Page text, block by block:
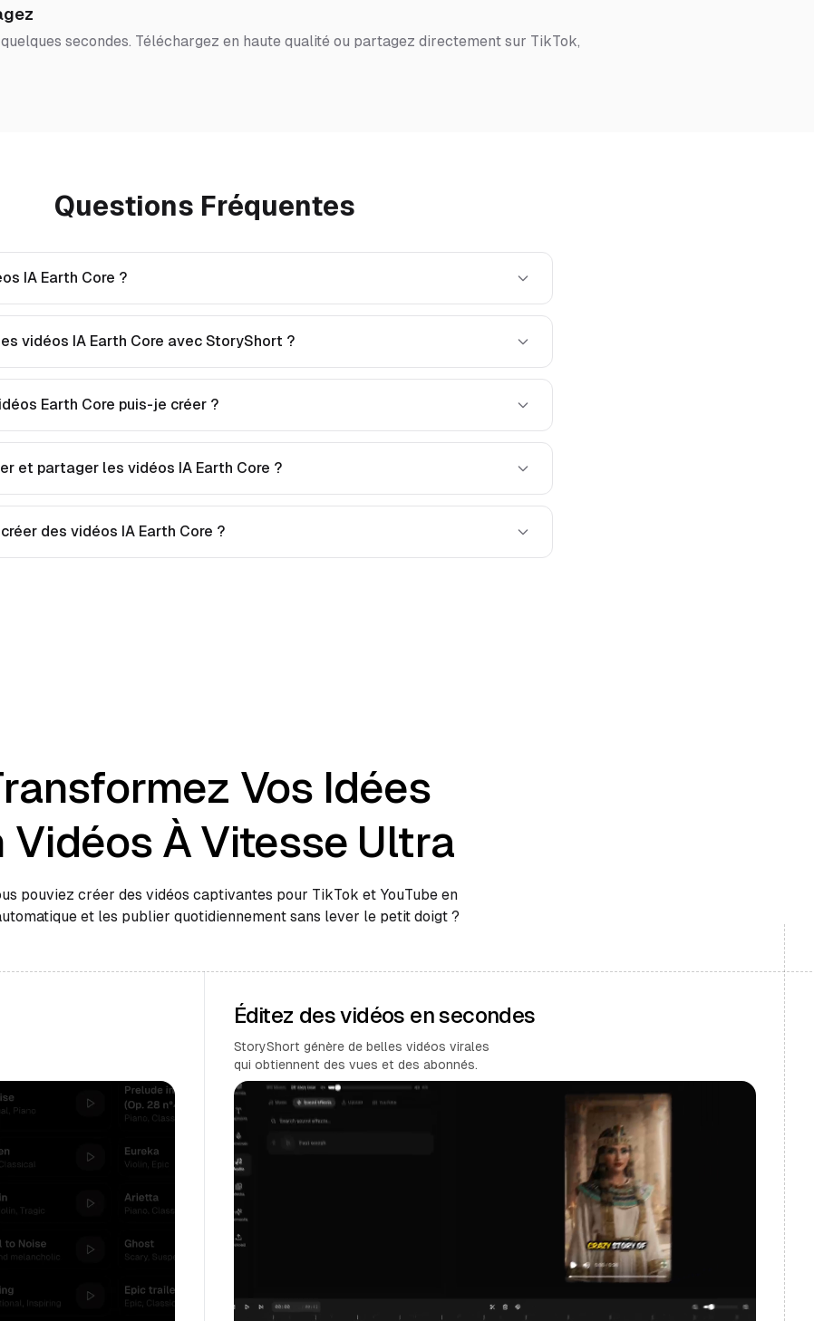
secondes. Téléchargez en haute qualité ou partagez directement sur TikTok,
Questions Fréquentes
IA Earth Core ?
vidéos IA Earth Core avec StoryShort ?
Earth Core puis-je créer ?
et partager les vidéos IA Earth Core ?
des vidéos IA Earth Core ?
Vos Idées
Vidéos À Vitesse Ultra
pouviez créer des vidéos captivantes pour TikTok et YouTube en
et les publier quotidiennement sans lever le petit doigt ?
Éditez des vidéos en secondes
StoryShort génère de belles vidéos virales
qui obtiennent des vues et des abonnés.